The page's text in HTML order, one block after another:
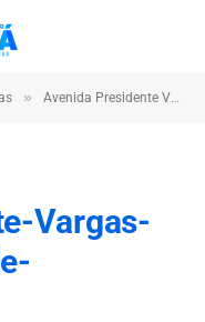
» Avenida Presidente Vargas recebe serviços de manutenção
Vargas-